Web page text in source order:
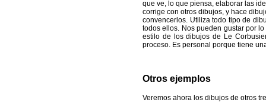
que ve, lo que piensa, elaborar las
corrige con otros dibujos, y hace
convencerlos. Utiliza todo tipo de
todos ellos. Nos pueden gustar por
estilo de los dibujos de Le
proceso. Es personal porque tiene
Otros ejemplos
Veremos ahora los dibujos de otros